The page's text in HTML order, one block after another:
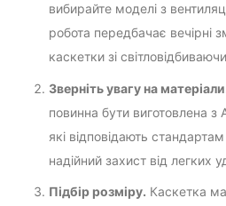
вибирайте моделі з
робота передбачає вечірні
каскетки зі
Зверніть увагу на
повинна бути виготовлена з
які відповідають
надійний захист від легких
Підбір розміру. Каскетка